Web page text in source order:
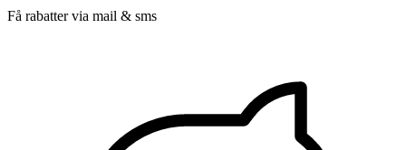
Få rabatter via mail & sms